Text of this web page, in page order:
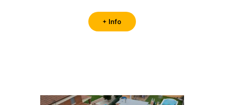
+ Info